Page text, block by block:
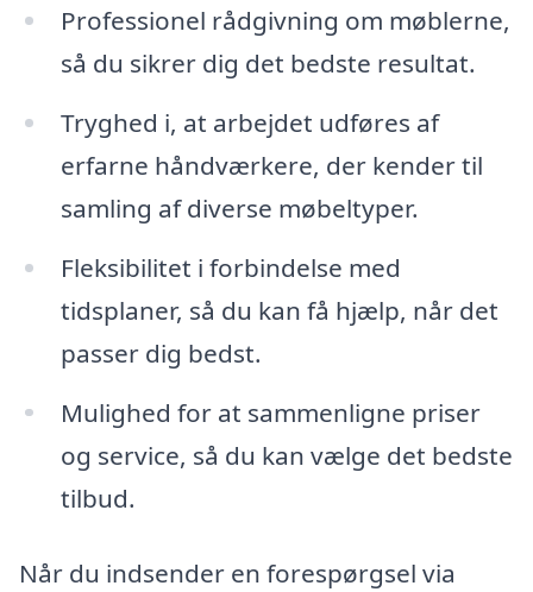
Professionel rådgivning om møblerne,
så du sikrer dig det bedste resultat.
Tryghed i, at arbejdet udføres af
erfarne håndværkere, der kender til
samling af diverse møbeltyper.
Fleksibilitet i forbindelse med
tidsplaner, så du kan få hjælp, når det
passer dig bedst.
Mulighed for at sammenligne priser
og service, så du kan vælge det bedste
tilbud.
Når du indsender en forespørgsel via